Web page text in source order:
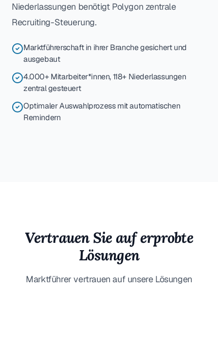
Niederlassungen benötigt Polygon zentrale
Recruiting-Steuerung.
Marktführerschaft in ihrer Branche gesichert und
ausgebaut
4.000+ Mitarbeiter*innen, 118+ Niederlassungen
zentral gesteuert
Optimaler Auswahlprozess mit automatischen
Remindern
Vertrauen Sie auf erprobte
Lösungen
Marktführer vertrauen auf unsere Lösungen